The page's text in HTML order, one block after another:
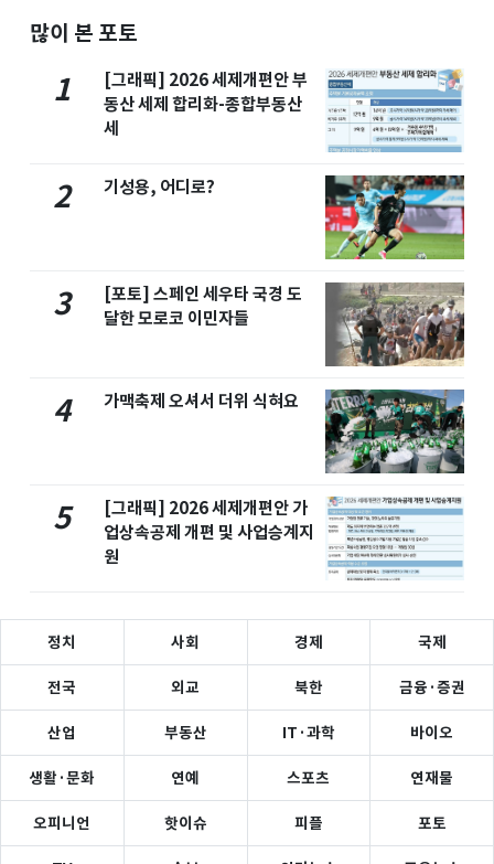
많이 본 포토
1
[그래픽] 2026 세제개편안 부
동산 세제 합리화-종합부동산
세
2 기성용, 어디로?
3
[포토] 스페인 세우타 국경 도
달한 모로코 이민자들
4 가맥축제 오셔서 더위 식혀요
5
[그래픽] 2026 세제개편안 가
업상속공제 개편 및 사업승계지
원
정치 사회 경제 국제
전국 외교 북한 금융·증권
산업 부동산 IT·과학 바이오
생활·문화 연예 스포츠 연재물
오피니언 핫이슈 피플 포토